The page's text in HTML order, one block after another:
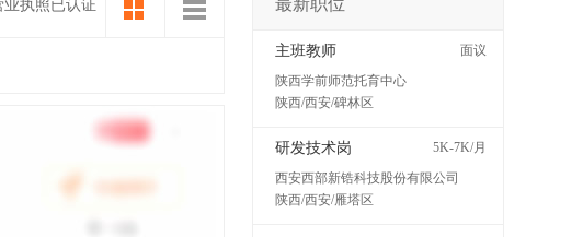
业执照已认证 最新职位
主班教师
面议
陕西学前师范托育中心
陕西/西安/碑林区
研发技术岗
5K-7K/月
西安西部新锆科技股份有限公司
陕西/西安/雁塔区